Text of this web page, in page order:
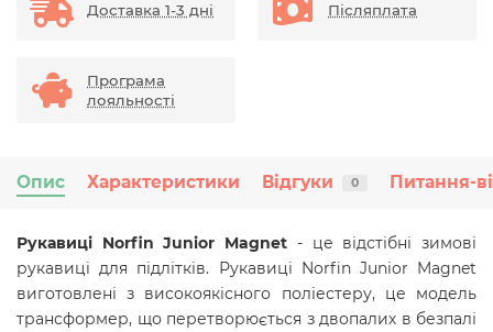
Доставка 1-3 дні Післяплата
Програма
лояльності
Опис Характеристики Відгуки 0 Питання-
Рукавиці Norfin Junior Magnet - це відстібні зимові
рукавиці для підлітків. Рукавиці Norfin Junior Magnet
виготовлені з високоякісного поліестеру, це модель
трансформер, що перетворюється з двопалих в безпалі